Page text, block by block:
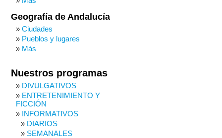
Geografía de Andalucía
Ciudades
Pueblos y lugares
Más
Nuestros programas
DIVULGATIVOS
ENTRETENIMIENTO Y
FICCIÓN
INFORMATIVOS
DIARIOS
SEMANALES